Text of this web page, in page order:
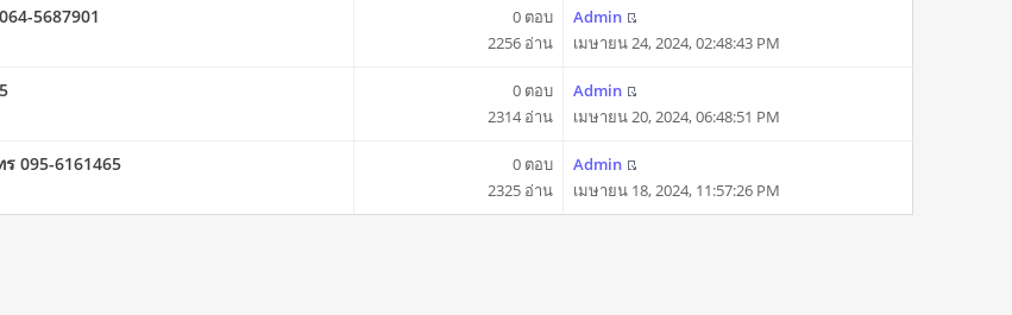
5687901
0 ตอบ
2256 อ่าน
Admin
เมษายน 24, 2024, 02:48:43 PM
0 ตอบ
2314 อ่าน
Admin
เมษายน 20, 2024, 06:48:51 PM
095-6161465
0 ตอบ
2325 อ่าน
Admin
เมษายน 18, 2024, 11:57:26 PM